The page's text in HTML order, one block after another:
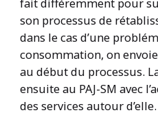
fait différemment pour
son processus de
dans le cas d’une
consommation, on
au début du processus.
ensuite au PAJ-SM avec
des services autour d’elle.